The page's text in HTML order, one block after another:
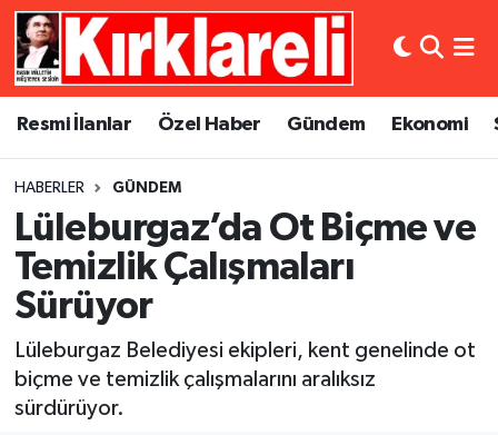
Resmi İlanlar Özel Haber Gündem Ekonomi
HABERLER GÜNDEM
Lüleburgaz’da Ot Biçme ve
Temizlik Çalışmaları
Sürüyor
Lüleburgaz Belediyesi ekipleri, kent genelinde ot
biçme ve temizlik çalışmalarını aralıksız
sürdürüyor.
Resmi İlanlar
Gündem
Ekonomi
Siyaset
Spor
Asayiş
Dünya
Eğitim
Kültür Sanat
Magazin
Medya
Künye
Gizlilik Sözleşmesi
Merkez Nöbetçi Eczaneler
Merkez Trafik Yoğunluk Haritası
Süper Lig Puan Durumu ve Fikstür
Tüm Manşetler
Son Dakika Haberleri
Haber Arşivi